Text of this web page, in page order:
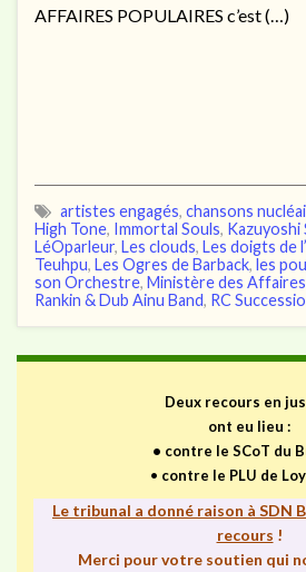
AFFAIRES POPULAIRES c’est (…)
artistes engagés, chansons
High Tone, Immortal Souls, Kazuyoshi
LéOparleur, Les clouds, Les doigts de
Teuhpu, Les Ogres de Barback, les
son Orchestre, Ministère des
Rankin & Dub Ainu Band, RC
Deux recours en
ont eu lieu :
• contre le SCoT du
• contre le PLU de
Le tribunal a donné raison à SDN
recours !
Merci pour votre soutien qui